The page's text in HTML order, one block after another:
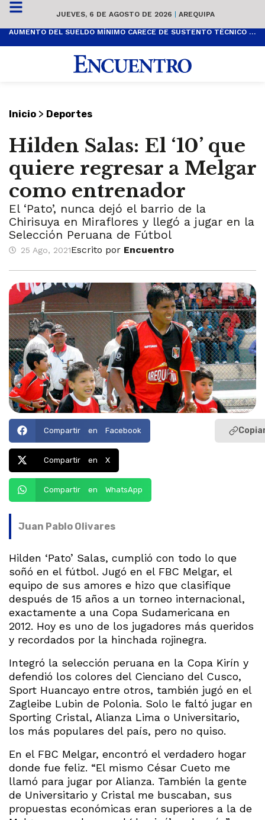
JUEVES, 6 DE AGOSTO DE 2026 | AREQUIPA
AUMENTO DEL SUELDO MÍNIMO CARECE DE SUSTENTO TÉCNICO Y ES POPULISTA
Inicio > Deportes
Hilden Salas: El ‘10’ que
quiere regresar a Melgar
como entrenador
El ‘Pato’, nunca dejó el barrio de la
Chirisuya en Miraflores y llegó a jugar en la
Selección Peruana de Fútbol
25 Ago, 2021Escrito por Encuentro
Compartir en Facebook
Compartir en X
Compartir en WhatsApp
Juan Pablo Olivares
Hilden ‘Pato’ Salas, cumplió con todo lo que
soñó en el fútbol. Jugó en el FBC Melgar, el
equipo de sus amores e hizo que clasifique
después de 15 años a un torneo internacional,
exactamente a una Copa Sudamericana en
2012. Hoy es uno de los jugadores más queridos
y recordados por la hinchada rojinegra.
Integró la selección peruana en la Copa Kirín y
defendió los colores del Cienciano del Cusco,
Sport Huancayo entre otros, también jugó en el
Zagleibe Lubin de Polonia. Solo le faltó jugar en
Sporting Cristal, Alianza Lima o Universitario,
los más populares del país, pero no quiso.
En el FBC Melgar, encontró el verdadero hogar
donde fue feliz. “El mismo César Cueto me
llamó para jugar por Alianza. También la gente
de Universitario y Cristal me buscaban, sus
propuestas económicas eran superiores a la de